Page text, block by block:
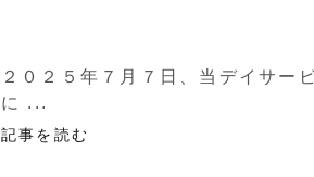
２０２５年７月７日、当デイサー
に ...
記事を読む